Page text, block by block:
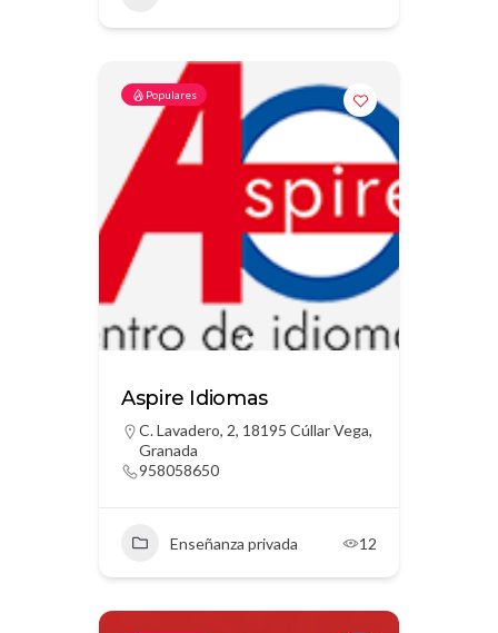
Populares
Aspire Idiomas
C. Lavadero, 2, 18195 Cúllar Vega,
Granada
958058650
Enseñanza privada 12